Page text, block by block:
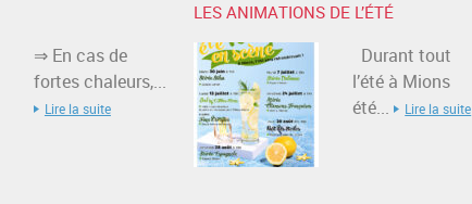
⇒ En cas de
fortes chaleurs,...
Lire la suite
LES ANIMATIONS DE L’ÉTÉ
Durant tout
l’été à Mions
été...
Lire la suite